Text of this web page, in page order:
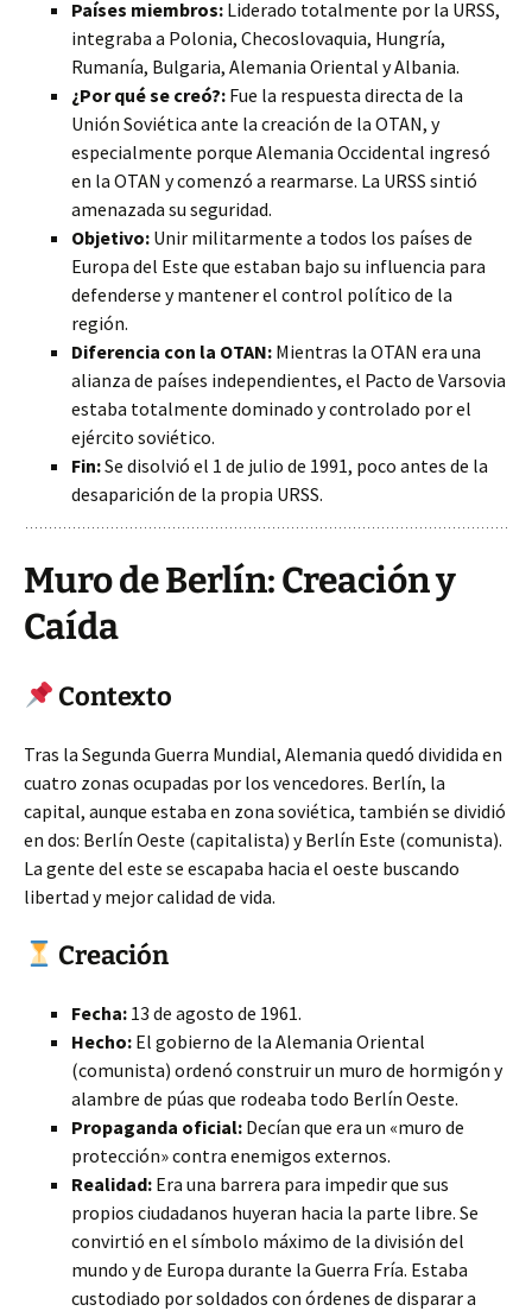
Países miembros: Liderado totalmente por la URSS,
integraba a Polonia, Checoslovaquia, Hungría,
Rumanía, Bulgaria, Alemania Oriental y Albania.
¿Por qué se creó?: Fue la respuesta directa de la
Unión Soviética ante la creación de la OTAN, y
especialmente porque Alemania Occidental ingresó
en la OTAN y comenzó a rearmarse. La URSS sintió
amenazada su seguridad.
Objetivo: Unir militarmente a todos los países de
Europa del Este que estaban bajo su influencia para
defenderse y mantener el control político de la
región.
Diferencia con la OTAN: Mientras la OTAN era una
alianza de países independientes, el Pacto de Varsovia
estaba totalmente dominado y controlado por el
ejército soviético.
Fin:Se disolvió el 1 de julio de 1991, poco antes de la
desaparición de la propia URSS.
Muro de Berlín: Creación y
Caída
Contexto
Tras la Segunda Guerra Mundial, Alemania quedó dividida en
cuatro zonas ocupadas por los vencedores. Berlín, la
capital, aunque estaba en zona soviética, también se dividió
en dos: Berlín Oeste (capitalista) y Berlín Este (comunista).
La gente del este se escapaba hacia el oeste buscando
libertad y mejor calidad de vida.
Creación
Fecha: 13 de agosto de 1961.
Hecho: El gobierno de la Alemania Oriental
(comunista) ordenó construir un muro de hormigón y
alambre de púas que rodeaba todo Berlín Oeste.
Propaganda oficial: Decían que era un «muro de
protección» contra enemigos externos.
Realidad: Era una barrera para impedir que sus
propios ciudadanos huyeran hacia la parte libre. Se
convirtió en el símbolo máximo de la división del
mundo y de Europa durante la Guerra Fría. Estaba
custodiado por soldados con órdenes de disparar a